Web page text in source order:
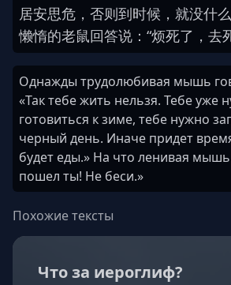
居安思危 ， 否则到时候 ， 就没什么
懒惰的老鼠回答说 ： “烦死了 ， 去
Однажды трудолюбивая мышь
«Так тебе жить нельзя. Тебе уже
готовиться к зиме, тебе нужно
черный день. Иначе придет
будет еды.» На что ленивая мышь
пошел ты! Не беси.»
Похожие тексты
Что за иероглиф?